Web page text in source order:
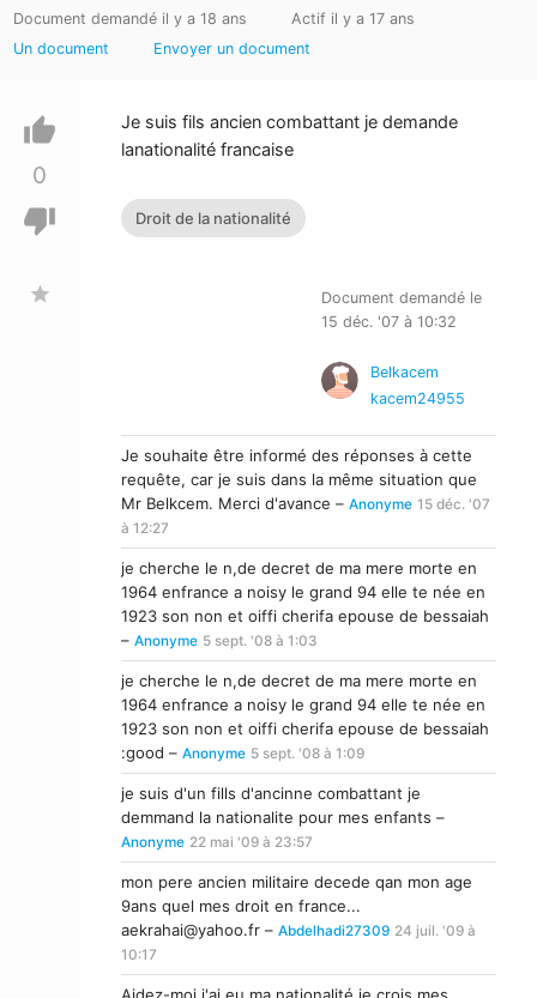
Document demandé il y a 18 ans
Actif il y a 17 ans
Un document
Envoyer un document
thumb_up
0
thumb_down
star
Je suis fils ancien combattant je demande
lanationalité francaise
Droit de la nationalité
Document demandé le
15 déc. '07 à 10:32
Belkacem
kacem24955
Je souhaite être informé des réponses à cette
requête, car je suis dans la même situation que
Mr Belkcem. Merci d'avance – Anonyme 15 déc. '07
à 12:27
je cherche le n,de decret de ma mere morte en
1964 enfrance a noisy le grand 94 elle te née en
1923 son non et oiffi cherifa epouse de bessaiah
– Anonyme 5 sept. '08 à 1:03
je cherche le n,de decret de ma mere morte en
1964 enfrance a noisy le grand 94 elle te née en
1923 son non et oiffi cherifa epouse de bessaiah
:good – Anonyme 5 sept. '08 à 1:09
je suis d'un fills d'ancinne combattant je
demmand la nationalite pour mes enfants –
Anonyme 22 mai '09 à 23:57
mon pere ancien militaire decede qan mon age
9ans quel mes droit en france...
aekrahai@yahoo.fr– Abdelhadi27309 24 juil. '09 à
10:17